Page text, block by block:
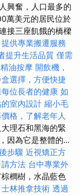
興奮，人口最多的
萬美元的居民位於
接三座飢餓的橋樑
供專業搬遷服務
提升生活品質 僅需
油按摩 開飲機，
選擇，方便快捷
位長者的健康 如
室內設計 縮小毛
格，了解老年人
理石和黑海的緊
因為它是整體的...
步驟 近視矯正方
方法 台中專業外
櫚樹，水晶藍色
士林推拿技術 透過